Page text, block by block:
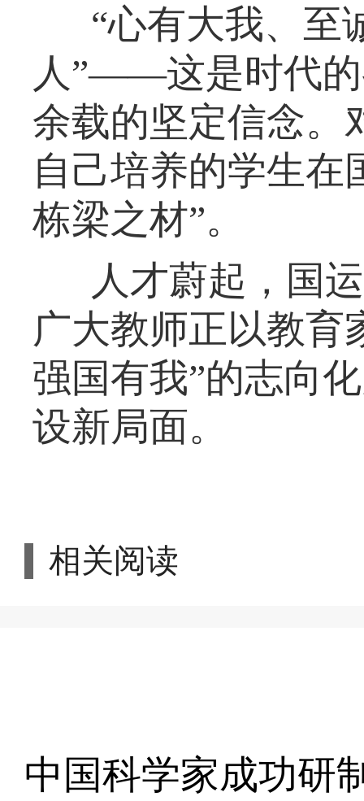
“心有大我、至
人”——这是时代的
余载的坚定信念。
自己培养的学生在
栋梁之材”。
人才蔚起，国
广大教师正以教育
强国有我”的志向
设新局面。
相关阅读
中国科学家成功研